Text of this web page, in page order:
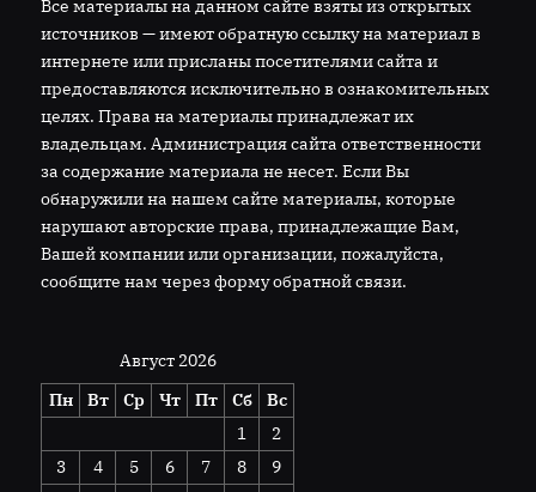
Все материалы на данном сайте взяты из открытых
источников — имеют обратную ссылку на материал в
интернете или присланы посетителями сайта и
предоставляются исключительно в ознакомительных
целях. Права на материалы принадлежат их
владельцам. Администрация сайта ответственности
за содержание материала не несет. Если Вы
обнаружили на нашем сайте материалы, которые
нарушают авторские права, принадлежащие Вам,
Вашей компании или организации, пожалуйста,
сообщите нам через форму обратной связи.
Август 2026
Пн
Вт Ср Чт Пт Сб
Вс
1
2
3
4 5 6 7 8
9